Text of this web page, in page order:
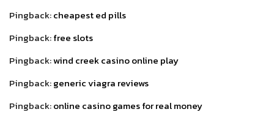
Pingback:cheapest ed pills
Pingback:free slots
Pingback:wind creek casino online play
Pingback:generic viagra reviews
Pingback:online casino games for real money